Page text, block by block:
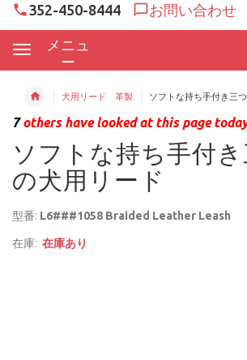
352-450-8444 お問い合わせ
メニュ
ー
犬用リード 革製 ソフトな持ち手付き三
7others have looked at this page
ソフトな持ち手付
の犬用リード
型番: L6###1058 Braided Leather Leash
在庫: 在庫あり